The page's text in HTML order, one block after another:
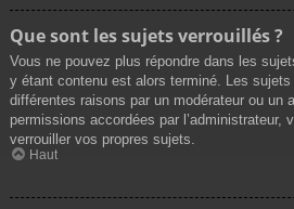
Que sont les sujets verrouillés ?
Vous ne pouvez plus répondre dans les
y étant contenu est alors terminé. Les
différentes raisons par un modérateur ou un
permissions accordées par l’administrateur,
verrouiller vos propres sujets.
Haut